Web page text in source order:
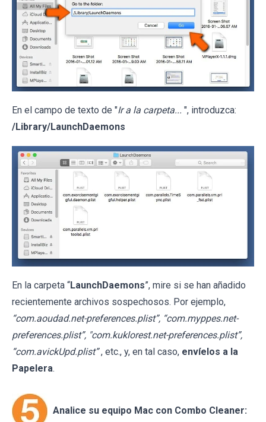
En el campo de texto de "Ir a la carpeta... ", introduzca:
/Library/LaunchDaemons
En la carpeta “LaunchDaemons”, mire si se han añadido
recientemente archivos sospechosos. Por ejemplo,
“com.aoudad.net-preferences.plist”, “com.myppes.net-
preferences.plist”, "com.kuklorest.net-preferences.plist”,
“com.avickUpd.plist” , etc., y, en tal caso, envíelos a la
Papelera.
Analice su equipo Mac con Combo Cleaner: